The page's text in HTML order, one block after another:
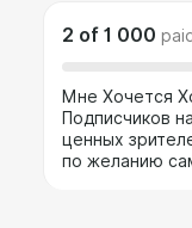
2 of 1 000
Мне Хочется
Подписчиков
ценных
по желанию